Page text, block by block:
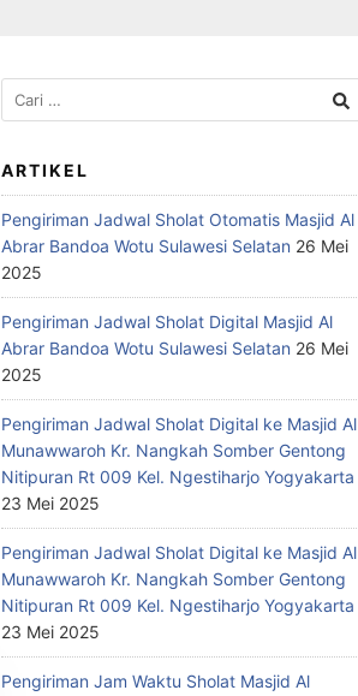
ARTIKEL
Pengiriman Jadwal Sholat Otomatis Masjid Al
Abrar Bandoa Wotu Sulawesi Selatan 26 Mei
2025
Pengiriman Jadwal Sholat Digital Masjid Al
Abrar Bandoa Wotu Sulawesi Selatan 26 Mei
2025
Pengiriman Jadwal Sholat Digital ke Masjid Al
Munawwaroh Kr. Nangkah Somber Gentong
Nitipuran Rt 009 Kel. Ngestiharjo Yogyakarta
23 Mei 2025
Pengiriman Jadwal Sholat Digital ke Masjid Al
Munawwaroh Kr. Nangkah Somber Gentong
Nitipuran Rt 009 Kel. Ngestiharjo Yogyakarta
23 Mei 2025
Pengiriman Jam Waktu Sholat Masjid Al